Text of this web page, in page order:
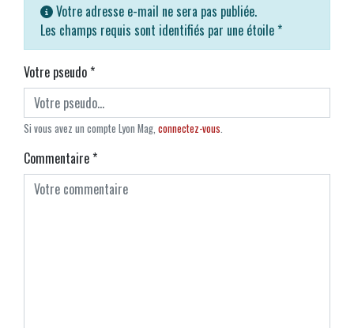
Votre adresse e-mail ne sera pas publiée.
Les champs requis sont identifiés par une étoile *
Votre pseudo*
Si vous avez un compte Lyon Mag, connectez-vous.
Commentaire*